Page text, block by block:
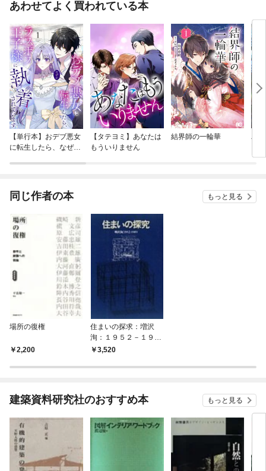
あわせてよく買われている本
【単行本】おデブ悪女
に転生したら、なぜか
【タテヨミ】あなたは
もういりません
結界師の一輪華
バ
今
同じ作者の本 もっと見る
場所の復権
2,200
住まいの探求：増沢
洵：１９５２－１９８
９3,520
建築資料研究社のおすすめ本 もっと見る